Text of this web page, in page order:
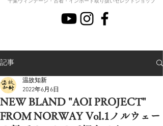
記事
NEW BLAND "AOI PROJECT"
FROM NORWAY Vol.1ノルウェー
温故知新
2022年6月6日